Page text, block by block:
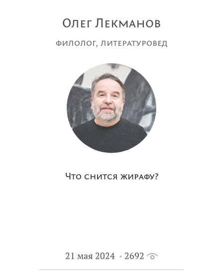
Олег Лекманов
филолог, литературовед
Что снится жирафу?
21 мая 2024 2692